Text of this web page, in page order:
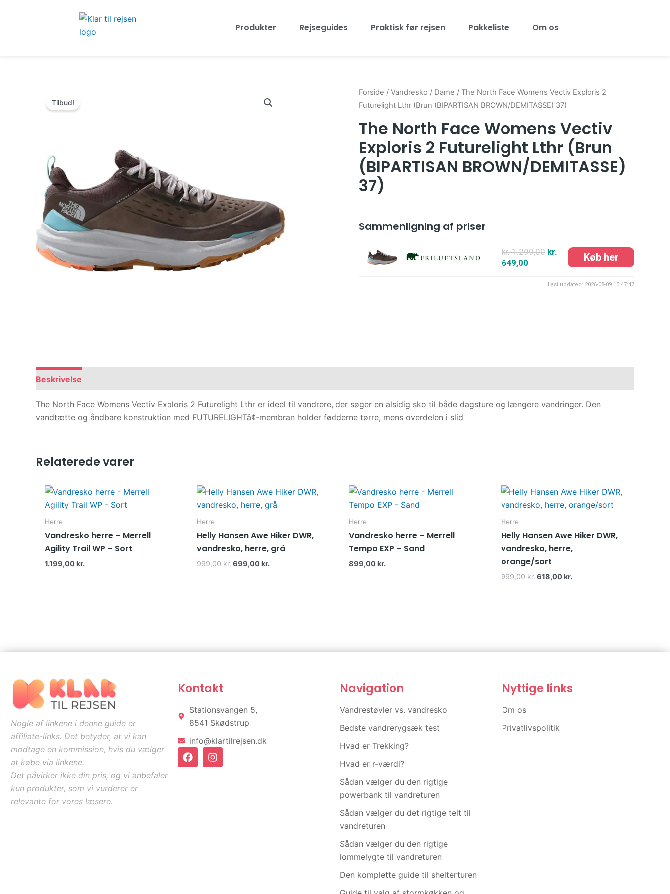
Produkter Rejseguides Praktisk før rejsen Pakkeliste Om os
Tilbud!
Forside / Vandresko / Dame / The North Face Womens Vectiv Exploris 2
Futurelight Lthr (Brun (BIPARTISAN BROWN/DEMITASSE) 37)
The North Face Womens Vectiv
Exploris 2 Futurelight Lthr (Brun
(BIPARTISAN BROWN/DEMITASSE)
37)
Sammenligning af priser
kr. 1.299,00 kr.
649,00
Last updated: 2026-08-09 10:47:47
Beskrivelse
The North Face Womens Vectiv Exploris 2 Futurelight Lthr er ideel til vandrere, der søger en alsidig sko til både dagsture og længere vandringer. Den
vandtætte og åndbare konstruktion med FUTURELIGHTâ¢-membran holder fødderne tørre, mens overdelen i slid
Relaterede varer
Herre
Vandresko herre – Merrell
Agility Trail WP – Sort
1.199,00 kr.
Herre
Helly Hansen Awe Hiker DWR,
vandresko, herre, grå
999,00kr.
oprindelige
pris
var:
699,00 kr.
aktuelle
pris
er:
Herre
Vandresko herre – Merrell
Tempo EXP – Sand
899,00 kr.
Herre
Helly Hansen Awe Hiker DWR,
vandresko, herre,
orange/sort
999,00kr.
oprindelige
pris
var:
618,00 kr.
aktuelle
pris
er:
Nogle af linkene i denne guide er
affiliate-links. Det betyder, at vi kan
modtage en kommission, hvis du vælger
at købe via linkene.
Det påvirker ikke din pris, og vi anbefaler
kun produkter, som vi vurderer er
relevante for vores læsere.
Kontakt
Stationsvangen 5,
8541 Skødstrup
info@klartilrejsen.dk
F
a
I
n
Navigation
Vandrestøvler vs. vandresko
Bedste vandrerygsæk test
Hvad er Trekking?
Hvad er r-værdi?
Sådan vælger du den rigtige
powerbank til vandreturen
Sådan vælger du det rigtige telt til
vandreturen
Sådan vælger du den rigtige
lommelygte til vandreturen
Den komplette guide til shelterturen
Nyttige links
Om os
Privatlivspolitik